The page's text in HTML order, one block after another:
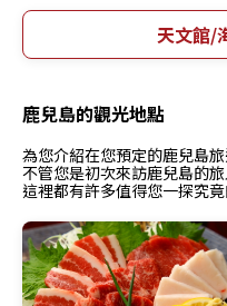
天文館/
鹿兒島的觀光地點
為您介紹在您預定的鹿兒島
不管您是初次來訪鹿兒島的
這裡都有許多值得您一探究竟